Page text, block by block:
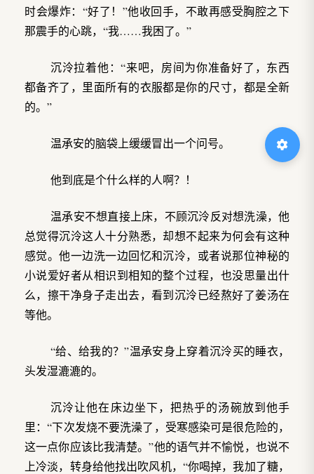
时会爆炸：“好了！”他收回手，不敢再感受胸腔之下
那震手的心跳，“我……我困了。”
沉泠拉着他：“来吧，房间为你准备好了，东西
都备齐了，里面所有的衣服都是你的尺寸，都是全新
的。”
温承安的脑袋上缓缓冒出一个问号。
他到底是个什么样的人啊？！
温承安不想直接上床，不顾沉泠反对想洗澡，他
总觉得沉泠这人十分熟悉，却想不起来为何会有这种
感觉。他一边洗一边回忆和沉泠，或者说那位神秘的
小说爱好者从相识到相知的整个过程，也没思量出什
么，擦干净身子走出去，看到沉泠已经熬好了姜汤在
等他。
“给、给我的？”温承安身上穿着沉泠买的睡衣，
头发湿漉漉的。
沉泠让他在床边坐下，把热乎的汤碗放到他手
里：“下次发烧不要洗澡了，受寒感染可是很危险的，
这一点你应该比我清楚。”他的语气并不愉悦，也说不
上冷淡，转身给他找出吹风机，“你喝掉，我加了糖，